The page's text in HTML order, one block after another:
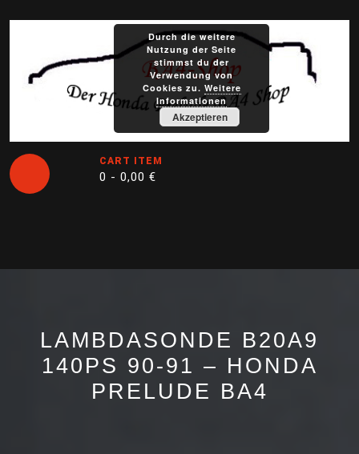
CART ITEM
0 - 0,00 €
Button
LAMBDASONDE B20A9
140PS 90-91 – HONDA
PRELUDE BA4
Durch die weitere
Nutzung der Seite
stimmst du der
Verwendung von
Cookies zu. Weitere
Informationen
Akzeptieren